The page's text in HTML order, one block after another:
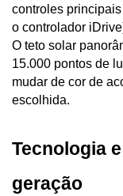
controles
o controlador
O teto solar
15.000 pontos de
mudar de cor de
escolhida.
Tecnologia
geração